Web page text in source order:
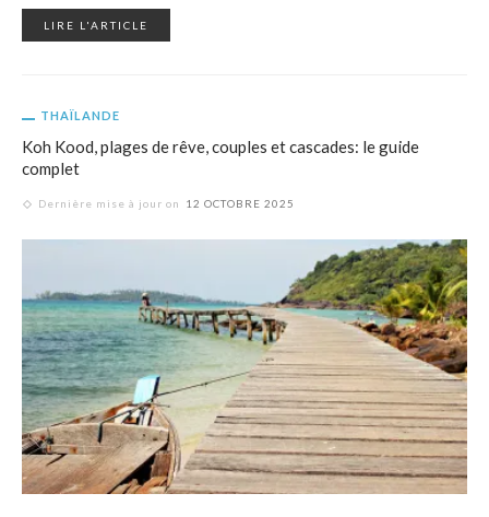
LIRE L'ARTICLE
THAÏLANDE
Koh Kood, plages de rêve, couples et cascades: le guide
complet
Dernière mise à jour on 12 OCTOBRE 2025